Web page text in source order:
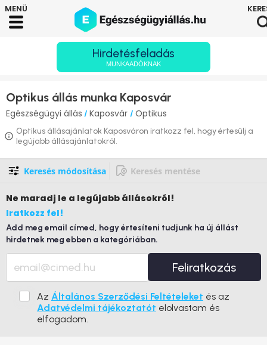
Hirdetésfeladás
MUNKAADÓKNAK
Optikus állás munka Kaposvár
Egészségügyi állás / Kaposvár / Optikus
Optikus állásajánlatok Kaposváron iratkozz fel, hogy értesülj a
legújabb állásajánlatokról.
Keresés módosítása Keresés mentése
Ne maradj le a legújabb állásokról!
Iratkozz fel!
Add meg email címed, hogy értesíteni tudjunk ha új állást
hirdetnek meg ebben a kategóriában.
Feliratkozás
Az Általános Szerződési Feltételeket és az
Adatvédelmi tájékoztatót elolvastam és
elfogadom.